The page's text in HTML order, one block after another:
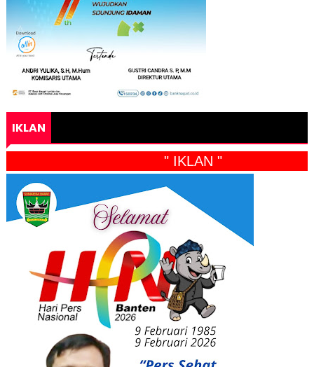
IKLAN
" IKLAN "